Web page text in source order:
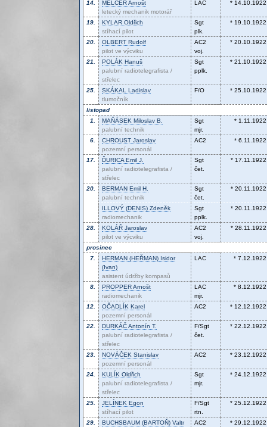
14. MELCERArnošt
letecký mechanik motorář
LAC * 14.10.1922
19. KYLAR Oldřich
stíhací pilot
Sgt
plk.
* 19.10.1922
20. OLBERT Rudolf
pilot ve výcviku
AC2
voj.
* 20.10.1922
21. POLÁK Hanuš
palubní radiotelegrafista /
střelec
Sgt
pplk.
* 21.10.1922
25. SKÁKAL
Ladislav
tlumočník
F/O * 25.10.1922
listopad
1.
MAŇÁSEK Miloslav B.
palubní technik
Sgt
mjr.
* 1.11.1922
6. CHROUST Jaroslav
pozemní personál
AC2 * 6.11.1922
17. ĎURICA Emil J.
palubní radiotelegrafista /
střelec
Sgt
čet.
* 17.11.1922
20. BERMAN Emil H.
palubní technik
Sgt
čet.
* 20.11.1922
ILLOVÝ (DENIS) Zdeněk
radiomechanik
Sgt
pplk.
* 20.11.1922
28. KOLÁŘ Jaroslav
pilot ve výcviku
AC2
voj.
* 28.11.1922
prosinec
7.
HERMAN (HEŘMAN) Isidor
(Ivan)
asistent údržby kompasů
LAC * 7.12.1922
8. PROPPERArnošt
radiomechanik
LAC
mjr.
* 8.12.1922
12. OČADLÍK Karel
pozemní personál
AC2 * 12.12.1922
22. DURKÁČAntonín T.
palubní radiotelegrafista /
střelec
F/Sgt
čet.
* 22.12.1922
23. NOVÁČEK Stanislav
pozemní personál
AC2 * 23.12.1922
24. KULÍK Oldřich
palubní radiotelegrafista /
střelec
Sgt
mjr.
* 24.12.1922
25. JELÍNEK Egon
stíhací pilot
F/Sgt
rtn.
* 25.12.1922
29. BUCHSBAUM (BARTOŇ) Valtr
AC2
* 29.12.1922